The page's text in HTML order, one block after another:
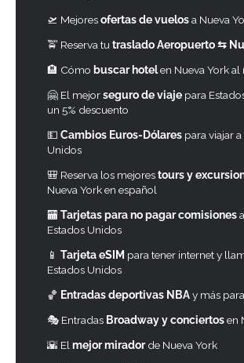
🛫 Mejoresofertas de vuelosa Nueva
🚖 Reserva tu traslado Aeropuerto ⇆
🏨 Cómo buscar hotelen Nueva York al
🤗 El mejorseguro de viaje para
un 5% descuento
💵 Cambios Euros-Dólares para viajar
Unidos
🎒 Reserva los mejorestours y
Nueva York en español
🏧 Tarjetas para no pagar comisiones
Estados Unidos
📱 Tarjeta eSIM para tener internet y
Estados Unidos
🏀 Entradas deportivas NBAy más
🎭 Entradas Broadway y conciertosen
🌇 El mejor miradorde Nueva York